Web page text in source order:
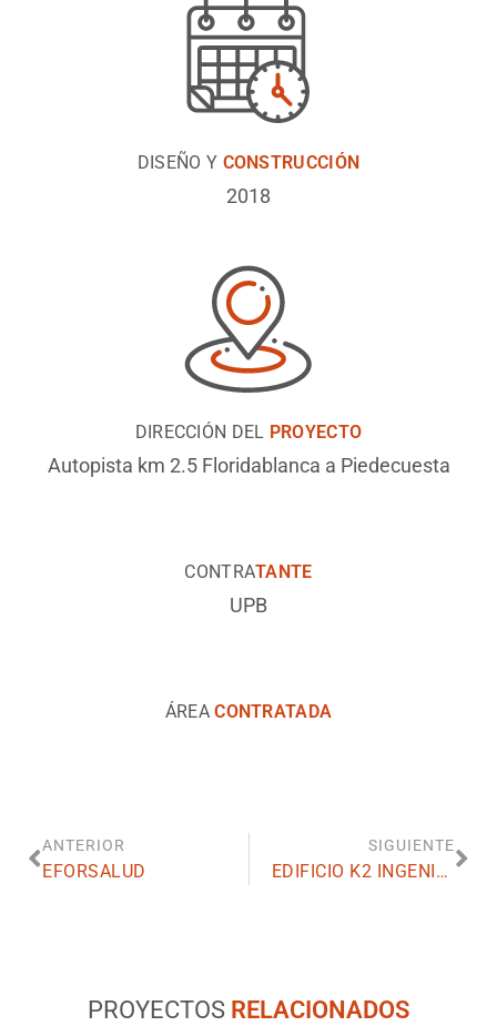
DISEÑO Y CONSTRUCCIÓN
2018
DIRECCIÓN DEL PROYECTO
Autopista km 2.5 Floridablanca a Piedecuesta
CONTRATANTE
UPB
ÁREACONTRATADA
ANTERIOR
EFORSALUD
SIGUIENTE
EDIFICIO K2 INGENIERIA
PROYECTOS RELACIONADOS